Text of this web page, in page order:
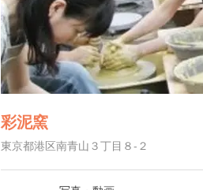
彩泥窯
東京都港区南青山３丁目８-２